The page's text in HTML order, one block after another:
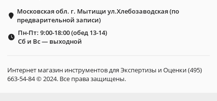
Московская обл. г. Мытищи ул.Хлебозаводская (по
предварительной записи)
Пн-Пт: 9:00-18:00 (обед 13-14)
Сб и Вс — выходной
Интернет магазин инструментов для Экспертизы и Оценки (495)
663-54-84 © 2024. Все права защищены.